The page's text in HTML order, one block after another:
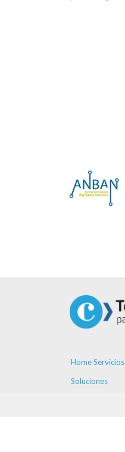
Home Servicios
Soluciones